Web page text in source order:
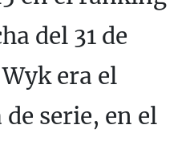
del 31 de
era el
serie, en el